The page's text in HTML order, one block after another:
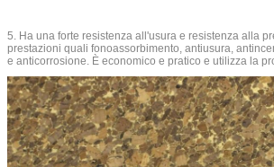
5. Ha una forte resistenza all'usura e resistenza alla
prestazioni quali fonoassorbimento, antiusura,
e anticorrosione. È economico e pratico e utilizza la